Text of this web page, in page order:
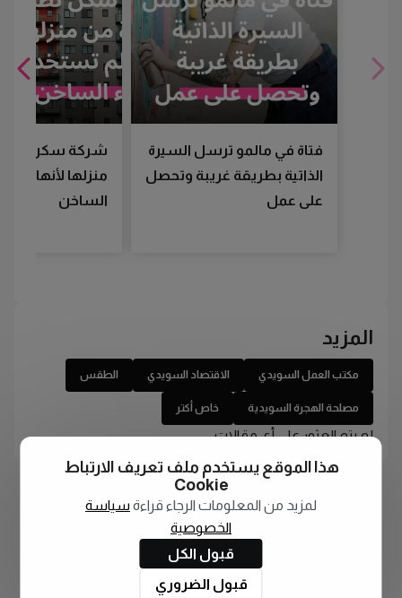
فتاة في مالمو ترسل السيرة
الذاتية بطريقة غريبة وتحصل
على عمل
شركة سكن
منزلها لأنها لم
الساخن
المزيد
مكتب العمل السويدي الاقتصاد السويدي الطقس
مصلحة الهجرة السويدية خاص أكتر
لم يتم العثور على أي مقالات
هذا الموقع يستخدم ملف تعريف الارتباط
Cookie
لمزيد من المعلومات الرجاء قراءة سياسة
الخصوصية
قبول الكل
قبول الضروري